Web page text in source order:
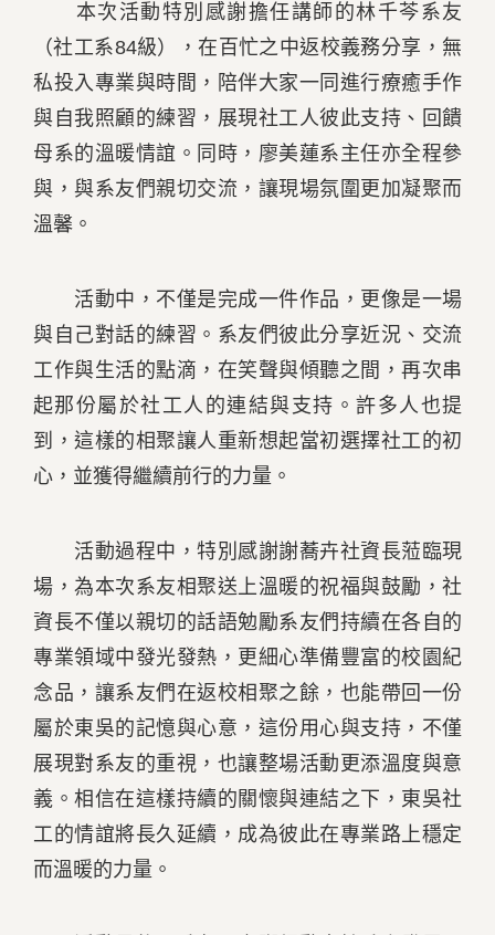
本次活動特別感謝擔任講師的林千芩系友
（社工系84級），在百忙之中返校義務分享，無
私投入專業與時間，陪伴大家一同進行療癒手作
與自我照顧的練習，展現社工人彼此支持、回饋
母系的溫暖情誼。同時，廖美蓮系主任亦全程參
與，與系友們親切交流，讓現場氛圍更加凝聚而
溫馨。
活動中，不僅是完成一件作品，更像是一場
與自己對話的練習。系友們彼此分享近況、交流
工作與生活的點滴，在笑聲與傾聽之間，再次串
起那份屬於社工人的連結與支持。許多人也提
到，這樣的相聚讓人重新想起當初選擇社工的初
心，並獲得繼續前行的力量。
活動過程中，特別感謝謝蕎卉社資長蒞臨現
場，為本次系友相聚送上溫暖的祝福與鼓勵，社
資長不僅以親切的話語勉勵系友們持續在各自的
專業領域中發光發熱，更細心準備豐富的校園紀
念品，讓系友們在返校相聚之餘，也能帶回一份
屬於東吳的記憶與心意，這份用心與支持，不僅
展現對系友的重視，也讓整場活動更添溫度與意
義。相信在這樣持續的關懷與連結之下，東吳社
工的情誼將長久延續，成為彼此在專業路上穩定
而溫暖的力量。